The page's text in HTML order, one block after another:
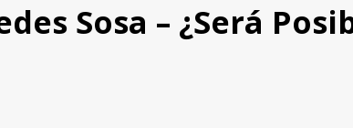
Sosa – ¿Será